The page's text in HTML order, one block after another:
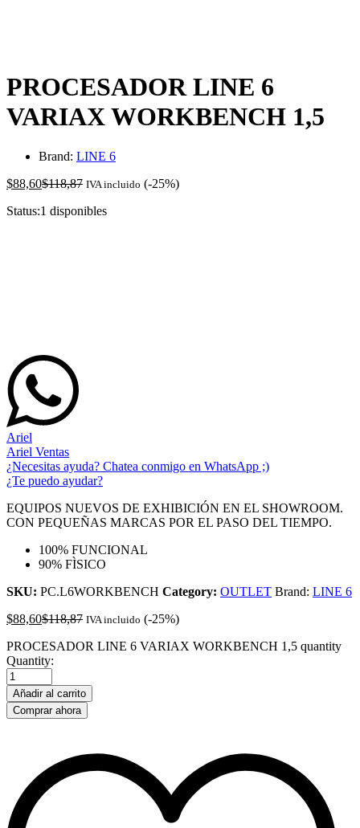
PROCESADOR LINE 6
VARIAX WORKBENCH 1,5
Brand: LINE 6
$88,60$118,87 IVA incluido (-25%)
Status:1 disponibles
Ariel
Ariel Ventas
¿Necesitas ayuda? Chatea conmigo en WhatsApp ;)
¿Te puedo ayudar?
EQUIPOS NUEVOS DE EXHIBICIÓN EN EL SHOWROOM.
CON PEQUEÑAS MARCAS POR EL PASO DEL TIEMPO.
100% FUNCIONAL
90% FÌSICO
SKU: PC.L6WORKBENCH Category: OUTLET Brand: LINE 6
$88,60$118,87 IVA incluido (-25%)
PROCESADOR LINE 6 VARIAX WORKBENCH 1,5 quantity
Quantity:
Añadir al carrito
Comprar ahora